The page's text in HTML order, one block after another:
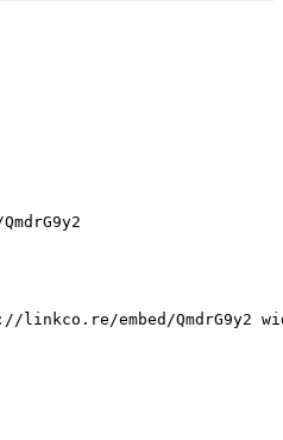
embed/QmdrG9y2